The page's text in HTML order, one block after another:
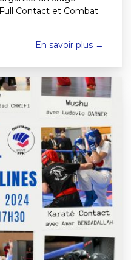
Contact et Combat
En savoir plus →